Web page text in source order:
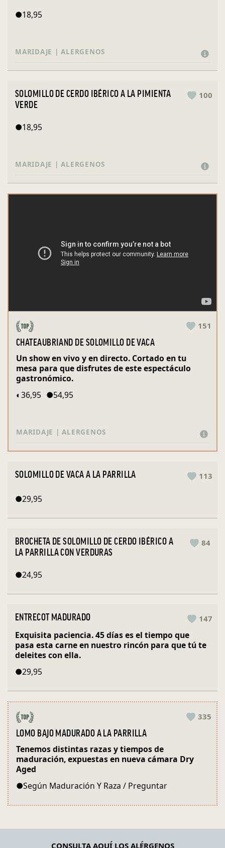
●18,95
MARIDAJE | ALERGENOS
SOLOMILLO DE CERDO IBÉRICO A LA PIMIENTA
VERDE
100
●18,95
MARIDAJE | ALERGENOS
CHATEAUBRIAND DE SOLOMILLO DE VACA
151
Un show en vivo y en directo. Cortado en tu
mesa para que disfrutes de este espectáculo
gastronómico.
◐ 36,95 ●54,95
MARIDAJE | ALERGENOS
SOLOMILLO DE VACA A LA PARRILLA 113
●29,95
BROCHETA DE SOLOMILLO DE CERDO IBÉRICO A
LA PARRILLA CON VERDURAS
84
●24,95
ENTRECOT MADURADO 147
Exquisita paciencia. 45 días es el tiempo que
pasa esta carne en nuestro rincón para que tú te
deleites con ella.
●29,95
LOMO BAJO MADURADO A LA PARRILLA
335
Tenemos distintas razas y tiempos de
maduración, expuestas en nueva cámara Dry
Aged
●Según Maduración Y Raza / Preguntar
CONSULTA AQUÍ LOS ALÉRGENOS